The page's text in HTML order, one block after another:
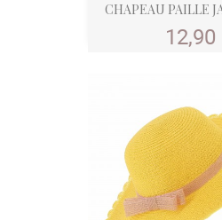
CHAPEAU PAILLE
Prix
12,90